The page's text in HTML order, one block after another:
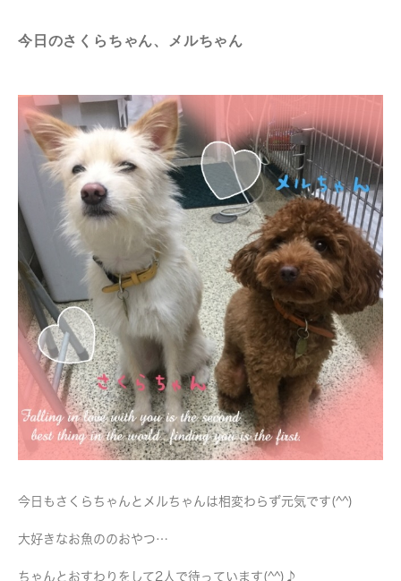
今日のさくらちゃん、メルちゃん
今日もさくらちゃんとメルちゃんは相変わらず元気です(^^)
大好きなお魚ののおやつ…
ちゃんとおすわりをして2人で待っています(^^)♪